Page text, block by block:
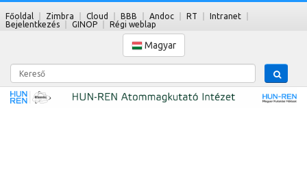
Főoldal Zimbra Cloud BBB Andoc RT
Intranet
Bejelentkezés
GINOP Régi weblap
Magyar
Kereső